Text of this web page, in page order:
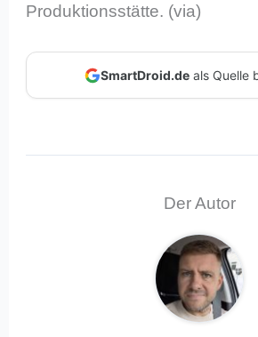
Produktionsstätte. (via)
SmartDroid.deals Quelle
Der Autor